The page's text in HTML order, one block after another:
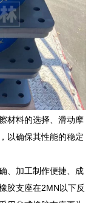
材料的选择、滑动摩
以确保其性能的稳定
、加工制作便捷、成
胶支座在2MN以下反